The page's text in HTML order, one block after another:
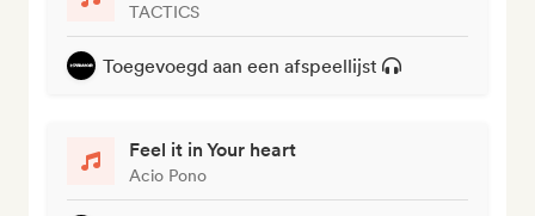
TACTICS
Toegevoegd aan een afspeellijst
Feel it in Your heart
Acio Pono